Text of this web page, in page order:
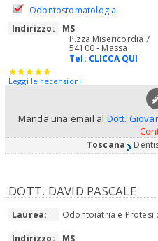
Odontostomatologia
Indirizzo:
MS:
P.zza Misericordia 7
54100 - Massa
Tel: CLICCA QUI
Leggi le recensioni
Manda una email al Dott.
Toscana
DOTT. DAVID PASCALE
Laurea:
Odontoiatria e Protesi